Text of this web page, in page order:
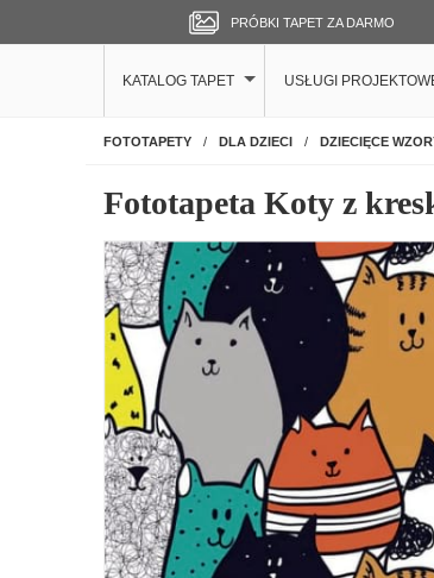
PRÓBKI TAPET ZA DARMO
KATALOG TAPET USŁUGI
FOTOTAPETYNA ŚCIANĘ
DLA DZIECI DZIECIĘCE
Fototapeta Koty z